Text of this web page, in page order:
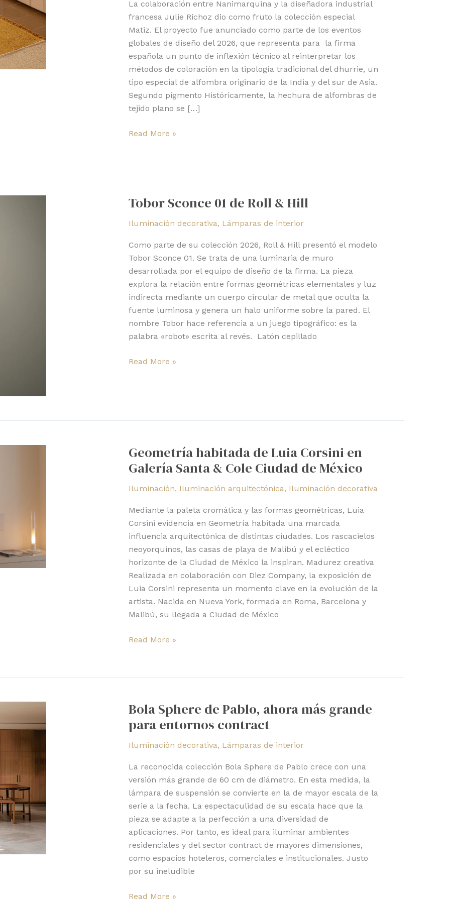
La colaboración entre Nanimarquina y la diseñadora industrial
francesa Julie Richoz dio como fruto la colección especial
Matiz. El proyecto fue anunciado como parte de los eventos
globales de diseño del 2026, que representa para la firma
española un punto de inflexión técnico al reinterpretar los
métodos de coloración en la tipología tradicional del dhurrie, un
tipo especial de alfombra originario de la India y del sur de Asia.
Segundo pigmento Históricamente, la hechura de alfombras de
tejido plano se […]
Read More »
Tobor Sconce 01 de Roll & Hill
Iluminación decorativa, Lámparas de interior
Como parte de su colección 2026, Roll & Hill presentó el modelo
Tobor Sconce 01. Se trata de una luminaria de muro
desarrollada por el equipo de diseño de la firma. La pieza
explora la relación entre formas geométricas elementales y luz
indirecta mediante un cuerpo circular de metal que oculta la
fuente luminosa y genera un halo uniforme sobre la pared. El
nombre Tobor hace referencia a un juego tipográfico: es la
palabra «robot» escrita al revés. Latón cepillado
01
Roll
&
Hill
Read More »
Geometría habitada de Luia Corsini en
Galería Santa & Cole Ciudad de México
Iluminación, Iluminación arquitectónica, Iluminación decorativa
Mediante la paleta cromática y las formas geométricas, Luia
Corsini evidencia en Geometría habitada una marcada
influencia arquitectónica de distintas ciudades. Los rascacielos
neoyorquinos, las casas de playa de Malibú y el ecléctico
horizonte de la Ciudad de México la inspiran. Madurez creativa
Realizada en colaboración con Diez Company, la exposición de
Luia Corsini representa un momento clave en la evolución de la
artista. Nacida en Nueva York, formada en Roma, Barcelona y
Malibú, su llegada a Ciudad de México
de
Luia
en
Galería
Santa
&
Ciudad
México
Read More »
Bola Sphere de Pablo, ahora más grande
para entornos contract
Iluminación decorativa, Lámparas de interior
La reconocida colección Bola Sphere de Pablo crece con una
versión más grande de 60 cm de diámetro. En esta medida, la
lámpara de suspensión se convierte en la de mayor escala de la
serie a la fecha. La espectaculidad de su escala hace que la
pieza se adapte a la perfección a una diversidad de
aplicaciones. Por tanto, es ideal para iluminar ambientes
residenciales y del sector contract de mayores dimensiones,
como espacios hoteleros, comerciales e institucionales. Justo
por su ineludible
de
Pablo,
ahora
más
para
entornos
contract
Read More »